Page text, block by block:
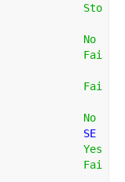
Sto
No
Fai
Fai
No
SE
Yes
Fai